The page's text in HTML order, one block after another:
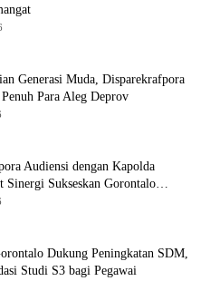
Generasi Muda, Disparekrafpora
Para Aleg Deprov
Audiensi dengan Kapolda
Sinergi Sukseskan Gorontalo
Dukung Peningkatan SDM,
Studi S3 bagi Pegawai